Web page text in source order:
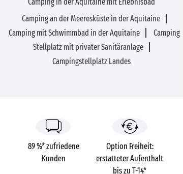
Camping an der Meeresküste in der Aquitaine
Camping mit Schwimmbad in der Aquitaine
Camping
Stellplatz mit privater Sanitäranlage
Campingstellplatz Landes
89 %* zufriedene
Kunden
Option Freiheit:
erstatteter Aufenthalt
bis zu T-14*